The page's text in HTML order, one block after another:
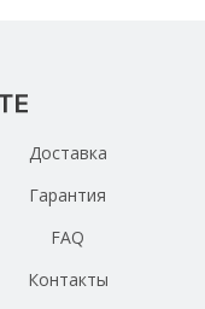
Доставка
Гарантия
FAQ
Контакты